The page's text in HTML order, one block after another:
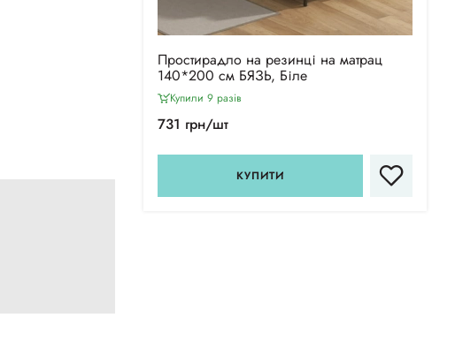
Простирадло на резинці на матрац
140*200 см БЯЗЬ, Біле
Купили 9 разiв
731 грн/шт
КУПИТИ